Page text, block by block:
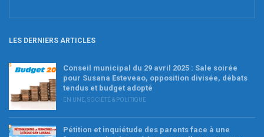
LES DERNIERS ARTICLES
Conseil municipal du 29 avril 2025 : Sale soirée
pour Susana Esteveao, opposition divisée, débats
tendus et budget adopté
EN UNE SOCIÉTÉ & POLITIQUE
Pétition et inquiétude des parents face à une